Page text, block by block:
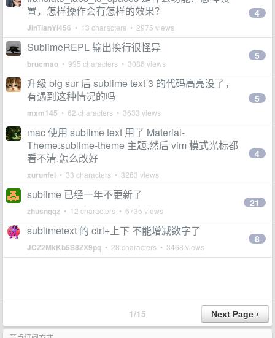
置，怎样操作会有怎样的效果？
JinTianYi456 • 13 characters • 2975 views
4
SublimeREPL 输出换行很怪异
brucmao • 995 characters • 3086 views
5
升级 big sur 后 sublime text 3 的代码高亮没了，
有遇到这种情况的吗
mxm145 • 62 characters • 3633 views
5
mac 使用 sublime text 用了 Material-
Theme.sublime-theme 主题,然后 vim 模式光标都
看不清,怎么改好
xurunfei • 33 characters • 3263 views
4
sublime 已经一年不更新了
zhusngqz • 12 characters • 6735 views
21
sublimetext 的 ctrl+上下 不能增减数字了
JCZ2MkKb5S8ZX9pq • 28 characters • 3468 views
8
1/15